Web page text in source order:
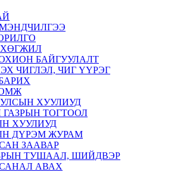
БАЙГУУЛАЛТ
ЧИГЛЭЛ, ЧИГ ҮҮРЭГ
ХУУЛИУД
ГАЗРЫН ТОГТООЛ
ХУУЛИУД
ДҮРЭМ ЖУРАМ
ЗААВАР
ТУШААЛ, ШИЙДВЭР
АВАХ